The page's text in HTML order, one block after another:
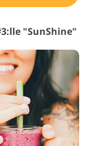
"SunShine"